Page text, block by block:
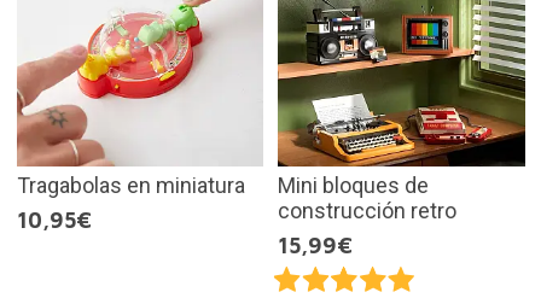
Tragabolas en miniatura
10,95€
Mini bloques de
construcción retro
15,99€